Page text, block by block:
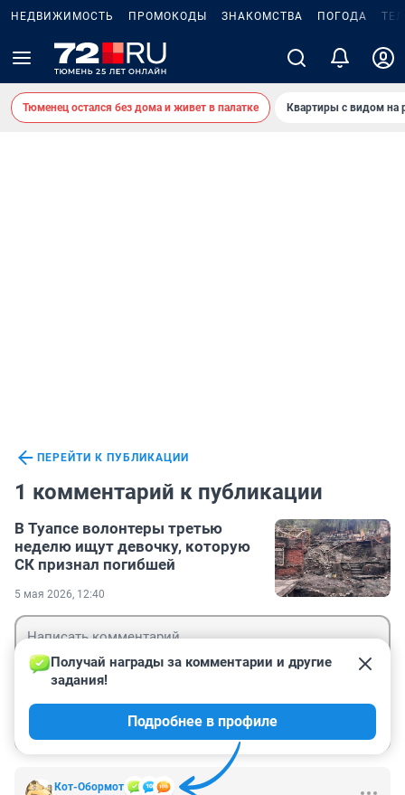
НЕДВИЖИМОСТЬ ПРОМОКОДЫ ЗНАКОМСТВА ПОГОДА
Тюменец остался без дома и живет в палатке Квартиры с видом на
ПЕРЕЙТИ К ПУБЛИКАЦИИ
1 комментарий к публикации
В Туапсе волонтеры третью
неделю ищут девочку, которую
СК признал погибшей
5 мая 2026, 12:40
Кот-Обормот
Получай награды за комментарии и другие
задания!
Подробнее в профиле